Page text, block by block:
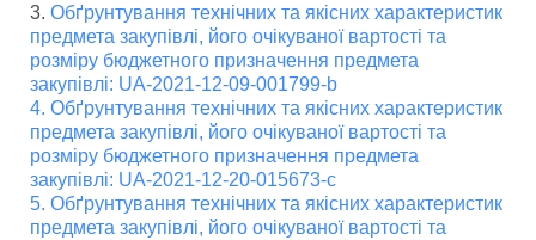
3. Обґрунтування технічних та якісних характеристик
предмета закупівлі, його очікуваної вартості та
розміру бюджетного призначення предмета
закупівлі: UA-2021-12-09-001799-b
4. Обґрунтування технічних та якісних характеристик
предмета закупівлі, його очікуваної вартості та
розміру бюджетного призначення предмета
закупівлі: UA-2021-12-20-015673-c
5. Обґрунтування технічних та якісних характеристик
предмета закупівлі, його очікуваної вартості та